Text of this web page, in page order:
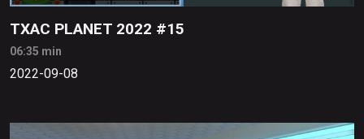
TXAC PLANET 2022 #15
06:35 min
2022-09-08